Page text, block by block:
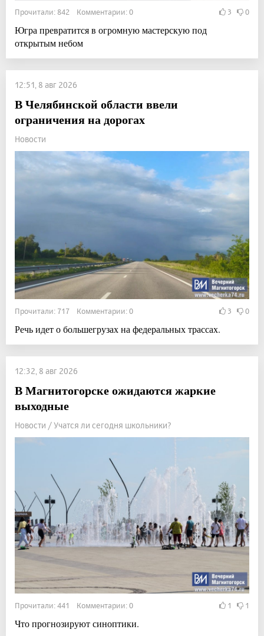
Прочитали: 842 Комментарии: 0 3 0
Югра превратится в огромную мастерскую под
открытым небом
12:51, 8 авг 2026
В Челябинской области ввели
ограничения на дорогах
Новости
Прочитали: 717 Комментарии: 0 3 0
Речь идет о большегрузах на федеральных трассах.
12:32, 8 авг 2026
В Магнитогорске ожидаются жаркие
выходные
Новости / Учатся ли сегодня школьники?
Прочитали: 441 Комментарии: 0 1 1
Что прогнозируют синоптики.